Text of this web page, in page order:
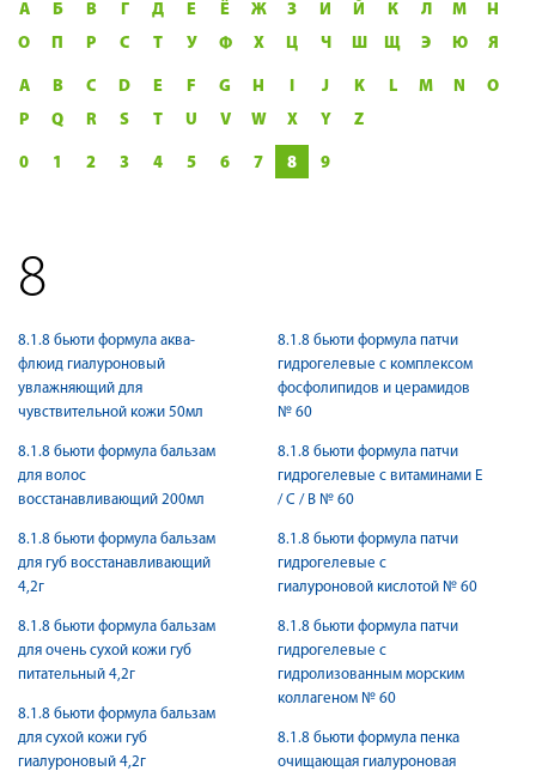
А Б В Г Д Е Ё Ж З И Й К Л М
Н
О
П Р С Т У Ф Х Ц Ч Ш Щ Э Ю Я
A B C D E F G H I J K L M N
O
P
Q R S T U V W X Y Z
0 1 2 3 4 5 6 7 8 9
8
8.1.8 бьюти формула аква-
флюид гиалуроновый
увлажняющий для
чувствительной кожи 50мл
8.1.8 бьюти формула бальзам
для волос
восстанавливающий 200мл
8.1.8 бьюти формула бальзам
для губ восстанавливающий
4,2г
8.1.8 бьюти формула бальзам
для очень сухой кожи губ
питательный 4,2г
8.1.8 бьюти формула бальзам
для сухой кожи губ
гиалуроновый 4,2г
8.1.8 бьюти формула патчи
гидрогелевые c комплексом
фосфолипидов и церамидов
№ 60
8.1.8 бьюти формула патчи
гидрогелевые с витаминами Е
/ С / В № 60
8.1.8 бьюти формула патчи
гидрогелевые с
гиалуроновой кислотой № 60
8.1.8 бьюти формула патчи
гидрогелевые с
гидролизованным морским
коллагеном № 60
8.1.8 бьюти формула пенка
очищающая гиалуроновая